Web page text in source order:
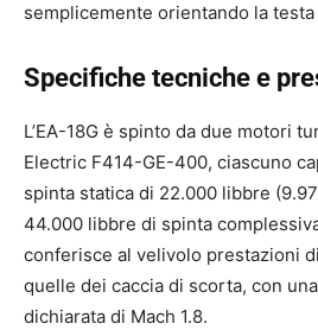
semplicemente orientando la
Specifiche tecniche e
L’EA-18G è spinto da due motori
Electric F414-GE-400, ciascuno
spinta statica di 22.000 libbre
44.000 libbre di spinta
conferisce al velivolo prestazioni
quelle dei caccia di scorta, con
dichiarata di Mach 1.8.